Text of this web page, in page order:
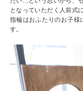
となっていただく人前式
指輪はおふたりのお子様
す。